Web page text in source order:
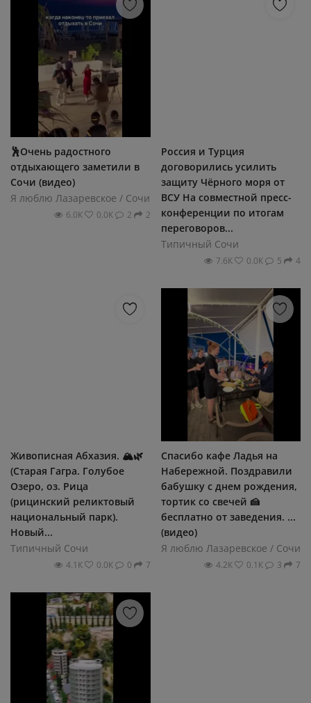
🕺Очень радостного
отдыхающего заметили в
Сочи (видео)
Я люблю Лазаревское / Сочи
6.0К 0.0К 2 2
Россия и Турция
договорились усилить
защиту Чёрного моря от
ВСУ На совместной пресс-
конференции по итогам
переговоров...
Типичный Сочи
7.6К 0.0К 5 4
Живописная Абхазия. 🏔🌿
(Старая Гагра. Голубое
Озеро, оз. Рица
(рицинский реликтовый
национальный парк).
Новый...
Типичный Сочи
4.1К 0.0К 0 7
Спасибо кафе Ладья на
Набережной. Поздравили
бабушку с днем рождения,
тортик со свечей 🍰
бесплатно от заведения. ...
(видео)
Я люблю Лазаревское / Сочи
4.2К 0.1К 3 7